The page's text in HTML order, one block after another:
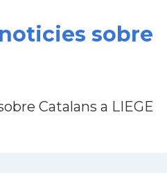
sobre
Catalans a LIEGE